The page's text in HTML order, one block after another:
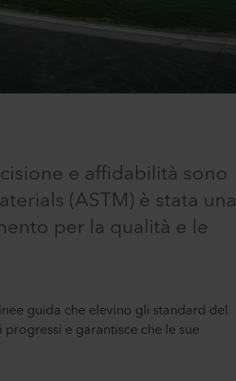
e affidabilità sono
(ASTM) è stata una
per la qualità e le
guida che elevino gli standard del
e garantisce che le sue